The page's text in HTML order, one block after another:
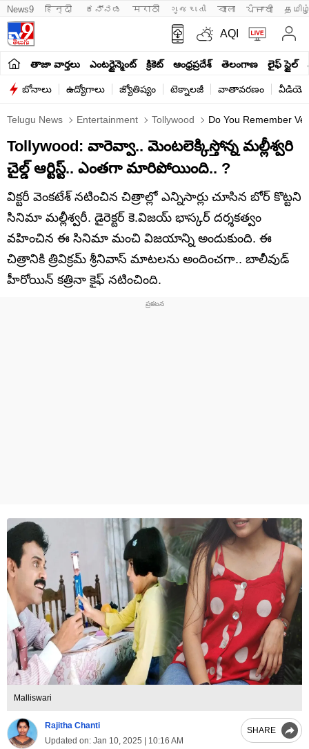
News9 हिन्दी ಕನ್ನಡ मराठी ગુજરાતી বাংলা ਪੰਜਾਬੀ
AQI
తాజా వార్తలు ఎంటర్టైన్మెంట్ క్రికెట్ ఆంధ్రప్రదేశ్ తెలంగాణ లైఫ్ స్టైల్
బోనాలు ఉద్యోగాలు జ్యోతిష్యం టెక్నాలజీ వాతావరణం
Telugu News Entertainment Tollywood Do You Remember
Tollywood: వారెవ్వా.. మెంటలెక్కిస్తోన్న మల్లీశ్వరి
చైల్డ్ ఆర్టిస్ట్.. ఎంతగా మారిపోయింది.. ?
విక్టరీ వెంకటేశ్ నటించిన చిత్రాల్లో ఎన్నిసార్లు చూసిన బోర్ కొట్టని
సినిమా మల్లీశ్వరీ. డైరెక్టర్ కె.విజయ్ భాస్కర్ దర్శకత్వం
వహించిన ఈ సినిమా మంచి విజయాన్ని అందుకుంది. ఈ
చిత్రానికి త్రివిక్రమ్ శ్రీనివాస్ మాటలను అందించగా.. బాలీవుడ్
హీరోయిన్ కత్రినా కైఫ్ నటించింది.
Malliswari
Rajitha Chanti
Updated on: Jan 10, 2025 | 10:16 AM
SHARE